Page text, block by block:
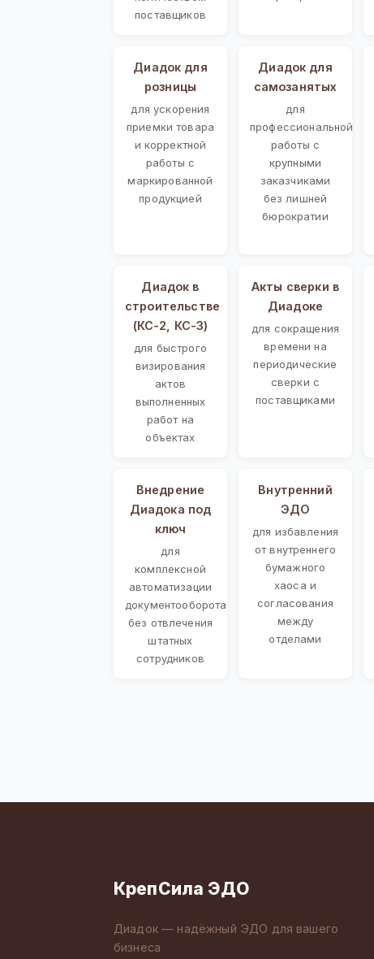
поставщиков
Диадок для
розницы
для ускорения
приемки товара
и корректной
работы с
маркированной
продукцией
Диадок для
самозанятых
для
профессиональной
работы с
крупными
заказчиками
без лишней
бюрократии
Диадок в
строительстве
(КС-2, КС-3)
для быстрого
визирования
актов
выполненных
работ на
объектах
Акты сверки в
Диадоке
для сокращения
времени на
периодические
сверки с
поставщиками
Внедрение
Диадока под
ключ
для
комплексной
автоматизации
документооборота
без отвлечения
штатных
сотрудников
Внутренний
ЭДО
для избавления
от внутреннего
бумажного
хаоса и
согласования
между
отделами
КрепСила ЭДО
Диадок — надёжный ЭДО для вашего
бизнеса